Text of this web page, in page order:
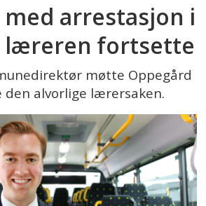
arrestasjon i
læreren fortsette
møtte Oppegård
den alvorlige lærersaken.